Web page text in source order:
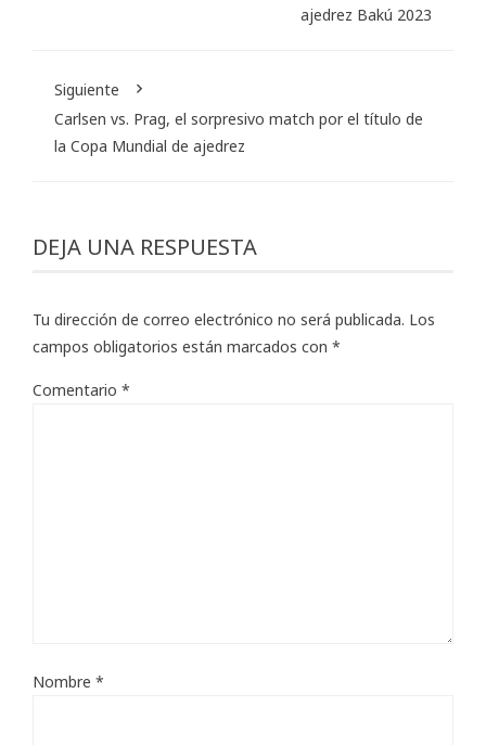
ajedrez Bakú 2023
Siguiente
Carlsen vs. Prag, el sorpresivo match por el título de
la Copa Mundial de ajedrez
DEJA UNA RESPUESTA
Tu dirección de correo electrónico no será publicada. Los
campos obligatorios están marcados con *
Comentario *
Nombre *